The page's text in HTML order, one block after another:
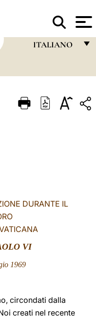
ITALIANO
ITALIANO
LATINE
DURANTE IL
VI
1969
circondati dalla
creati nel recente